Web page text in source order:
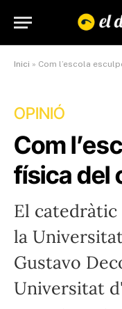
Inici » Com l’escola
OPINIÓ
Com
física del
El
la
Gustavo
Universitat